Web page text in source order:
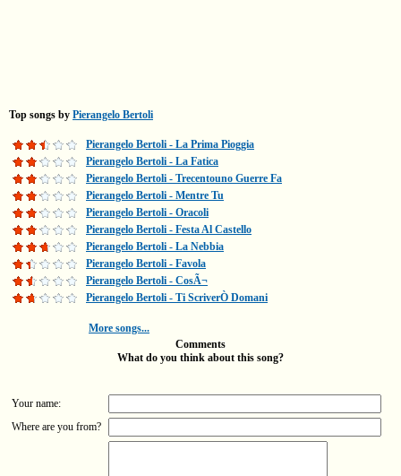
Top songs by Pierangelo Bertoli
Pierangelo Bertoli - La Prima Pioggia
Pierangelo Bertoli - La Fatica
Pierangelo Bertoli - Trecentouno Guerre Fa
Pierangelo Bertoli - Mentre Tu
Pierangelo Bertoli - Oracoli
Pierangelo Bertoli - Festa Al Castello
Pierangelo Bertoli - La Nebbia
Pierangelo Bertoli - Favola
Pierangelo Bertoli - CosÃ¬
Pierangelo Bertoli - Ti ScriverÒ Domani
More songs...
Comments
What do you think about this song?
Your name:
Where are you from?